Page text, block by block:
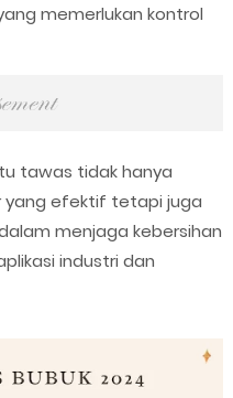
memerlukan kontrol
tawas tidak hanya
yang efektif tetapi juga
menjaga kebersihan
industri dan